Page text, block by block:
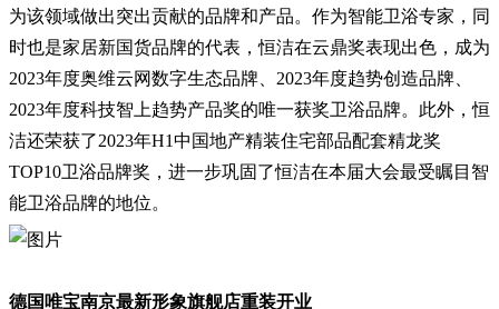
为该领域做出突出贡献的品牌和产品。作为智能卫浴专家，同
时也是家居新国货品牌的代表，恒洁在云鼎奖表现出色，成为
2023年度奥维云网数字生态品牌、2023年度趋势创造品牌、
2023年度科技智上趋势产品奖的唯一获奖卫浴品牌。此外，恒
洁还荣获了2023年H1中国地产精装住宅部品配套精龙奖
TOP10卫浴品牌奖，进一步巩固了恒洁在本届大会最受瞩目智
能卫浴品牌的地位。
德国唯宝南京最新形象旗舰店重装开业